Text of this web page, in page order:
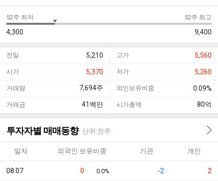
52주 최저
4,300
52주 최고
9,400
전일 5,210 고가 5,560
시가 5,370 저가 5,260
거래량 7,694주 외인보유비중 0.09%
거래금 41 백만 시가총액 80억
투자자별 매매동향 단위:천주
일자 외국인·보유비중 기관 개인
08.07 0 0.0% -2 2